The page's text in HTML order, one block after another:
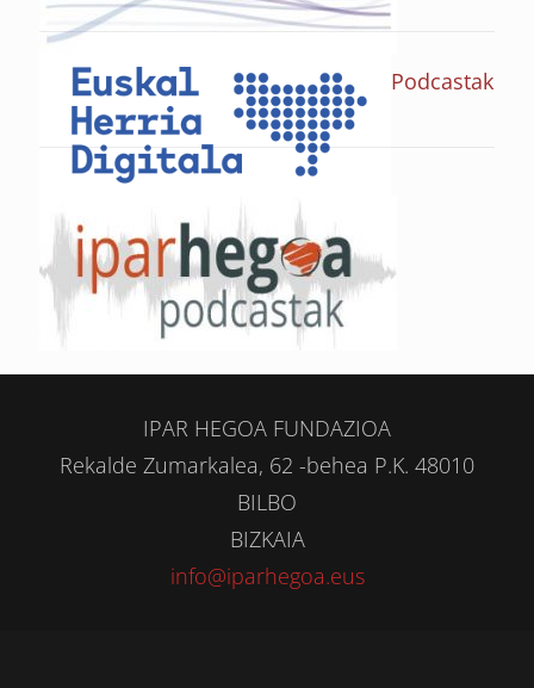
Podcastak
IPAR HEGOA FUNDAZIOA
Rekalde Zumarkalea, 62 -behea P.K. 48010
BILBO
BIZKAIA
info@iparhegoa.eus